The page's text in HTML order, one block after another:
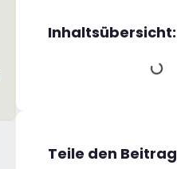
Inhaltsübersicht:
Teile den Beitrag